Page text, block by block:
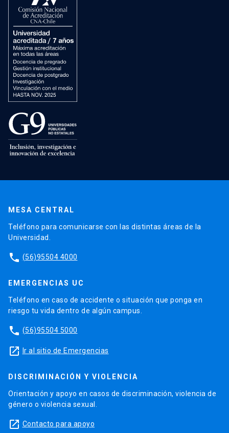
MESA CENTRAL
Teléfono para comunicarse con las distintas áreas de la
Universidad.
phone (56)95504 4000
EMERGENCIAS UC
Teléfono en caso de accidente o situación que ponga en
riesgo tu vida dentro de algún campus.
phone (56)95504 5000
launch Ir al sitio de Emergencias
DISCRIMINACIÓN Y VIOLENCIA
Orientación y apoyo en casos de discriminación, violencia de
género o violencia sexual.
launch Contacto para apoyo